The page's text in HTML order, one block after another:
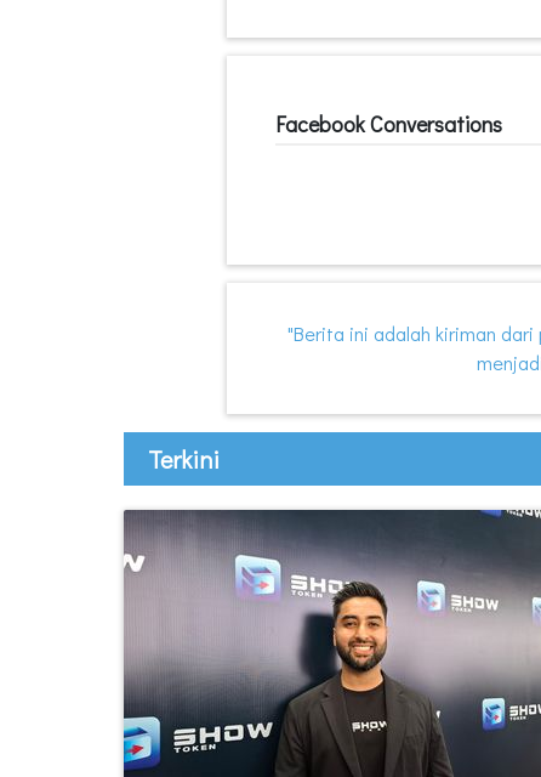
Facebook Conversations
"Berita ini adalah kiriman dari
Terkini